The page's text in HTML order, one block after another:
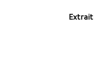
Extrait